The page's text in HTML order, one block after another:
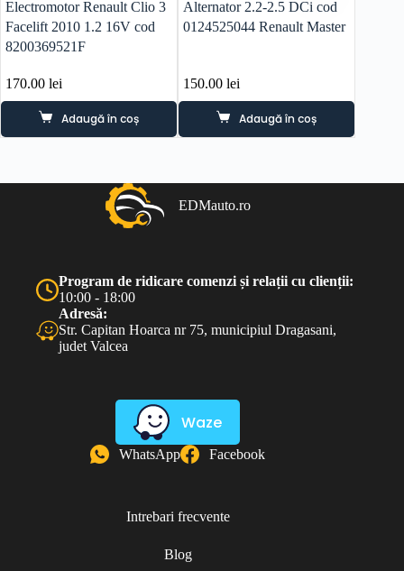
Electromotor Renault Clio 3
Facelift 2010 1.2 16V cod
8200369521F
170.00 lei
Adaugă în coș
Alternator 2.2-2.5 DCi cod
0124525044 Renault Master
150.00lei
Adaugă în coș
EDMauto.ro
Program de ridicare comenzi și relații cu clienții:
10:00 - 18:00
Adresă:
Str. Capitan Hoarca nr 75, municipiul Dragasani,
judet Valcea
Waze
WhatsApp Facebook
Intrebari frecvente
Blog